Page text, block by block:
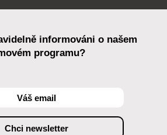
informováni o našem
programu?